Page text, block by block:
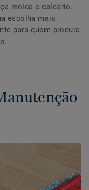
moída e calcário.
escolha mais
para quem procura